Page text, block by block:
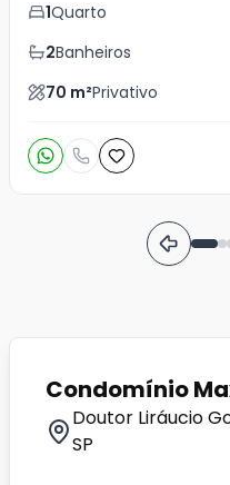
1Quarto
2Banheiros
70 m²Privativo
Condomínio
Doutor Liráucio
SP